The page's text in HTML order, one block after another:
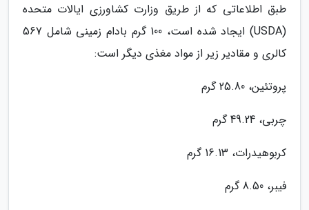
طبق اطلاعاتی که از طریق وزارت کشاورزی ایالات متحده
(USDA) ایجاد شده است، 100 گرم بادام زمینی شامل 567
کالری و مقادیر زیر از مواد مغذی دیگر است:
پروتئین، 25.80 گرم
چربی، 49.24 گرم
کربوهیدرات، 16.13 گرم
فیبر، 8.50 گرم